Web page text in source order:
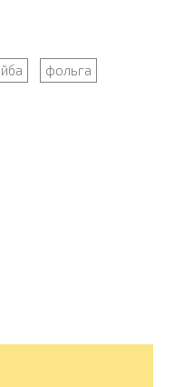
фольга